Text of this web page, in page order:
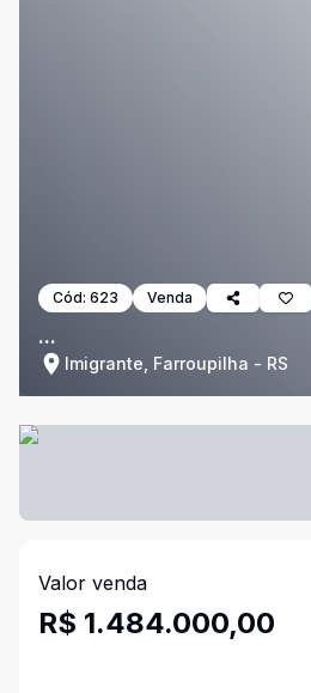
Cód: 623 Venda
...
Imigrante, Farroupilha - RS
Valor venda
R$ 1.484.000,00